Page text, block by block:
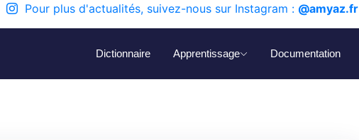
Pour plus d'actualités, suivez-nous sur Instagram : @amyaz.fr
Dictionnaire Apprentissage Documentation